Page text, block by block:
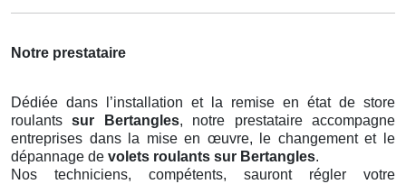
Notre prestataire
Dédiée dans l’installation et la remise en état de store
roulantssur Bertangles, notre prestataire accompagne
entreprises dans la mise en œuvre, le changement et le
dépannage de volets roulants sur Bertangles.
Nos techniciens, compétents, sauront régler votre